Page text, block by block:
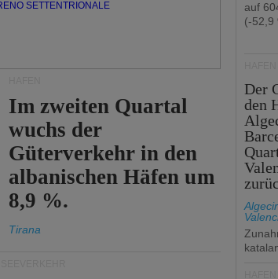
Im zweiten Quartal
wuchs der
Güterverkehr in den
albanischen Häfen um
8,9 %.
Tirana
auf
(-52,9
Der
den